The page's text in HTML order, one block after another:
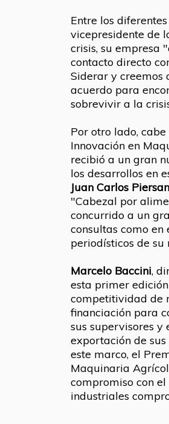
Entre los
vicepresidente de
crisis, su empresa
contacto directo
Siderar y creemos
acuerdo para
sobrevivir a la
Por otro lado,
Innovación en
recibió a un gran
los desarrollos en
Juan Carlos
"Cabezal por
concurrido a un
consultas como
periodísticos de
Marcelo Baccini,
esta primer
competitividad de
financiación para
sus supervisores y
exportación de
este marco, el
Maquinaria
compromiso con
industriales